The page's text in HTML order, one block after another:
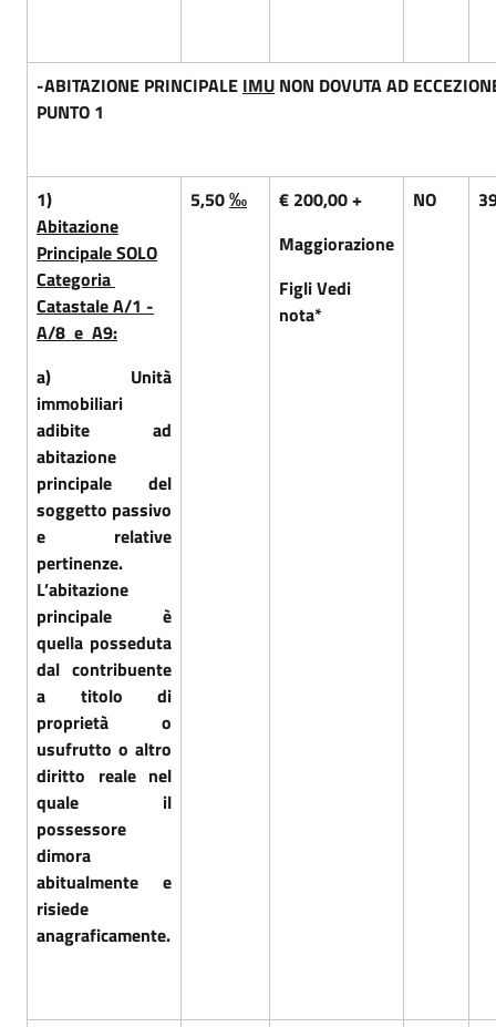
-ABITAZIONE PRINCIPALE IMU NON DOVUTA AD
PUNTO 1
1)
Abitazione
Principale SOLO
Categoria
Catastale A/1 -
A/8 e A9:
a) Unità
immobiliari
adibite ad
abitazione
principale del
soggetto passivo
e relative
pertinenze.
L’abitazione
principale è
quella posseduta
dal contribuente
a titolo di
proprietà o
usufrutto o altro
diritto reale nel
quale il
possessore
dimora
abitualmente e
risiede
anagraficamente.
5,50‰
€ 200,00 +
Maggiorazione
Figli Vedi
nota*
NO